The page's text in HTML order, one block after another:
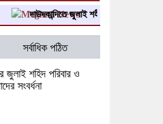
দাউদকান্দিতে জুলাই শহীদ পরিবার ও জুলাই
সর্বাধিক পঠিত
জুলাই শহিদ পরিবার ও
সংবর্ধনা